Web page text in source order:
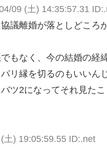
09 (土) 14:35:57.31
議離婚が落としどころ
もなく、今の結婚の経
リ縁を切るのもいいん
ツ2になってそれ見た
土) 19:05:59.55 ID:.net